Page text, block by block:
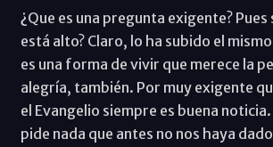
¿Que es una pregunta exigente? Pues
está alto? Claro, lo ha subido el
es una forma de vivir que merece la
alegría, también. Por muy exigente
el Evangelio siempre es buena noticia.
pide nada que antes no nos haya